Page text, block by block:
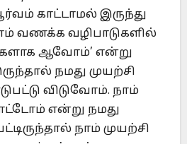
காட்டாமல் இருந்து
வணக்க வழிபாடுகளில்
ஆவோம்’ என்று
நமது முயற்சி
விடுவோம். நாம்
என்று நமது
நாம் முயற்சி